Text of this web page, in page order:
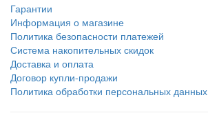
Гарантии
Информация о магазине
Политика безопасности платежей
Система накопительных скидок
Доставка и оплата
Договор купли-продажи
Политика обработки персональных данных